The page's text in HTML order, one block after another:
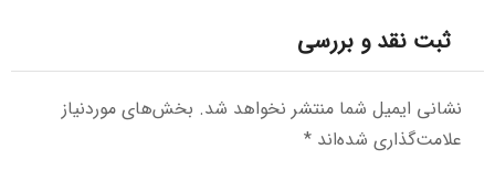
ثبت نقد و بررسی
نشانی ایمیل شما منتشر نخواهد شد. بخش‌های موردنیاز
علامت‌گذاری شده‌اند *